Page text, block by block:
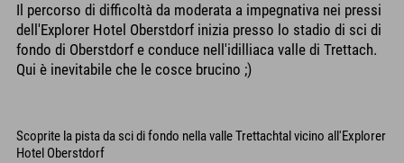
Il percorso di difficoltà da moderata a impegnativa nei pressi
dell'Explorer Hotel Oberstdorf inizia presso lo stadio di sci di
fondo di Oberstdorf e conduce nell'idilliaca valle di Trettach.
Qui è inevitabile che le cosce brucino ;)
Scoprite la pista da sci di fondo nella valle Trettachtal vicino all'Explorer
Hotel Oberstdorf